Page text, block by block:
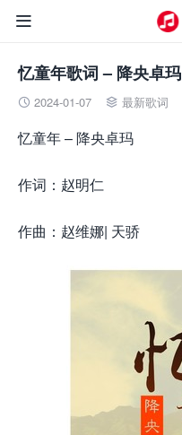

忆童年歌词 – 降央卓玛
 2024-01-07  最新歌词
忆童年 – 降央卓玛
作词：赵明仁
作曲：赵维娜| 天骄